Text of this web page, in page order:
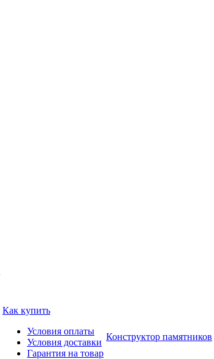
Как купить
Условия оплаты
Условия доставки
Гарантия на товар
Конструктор памятников